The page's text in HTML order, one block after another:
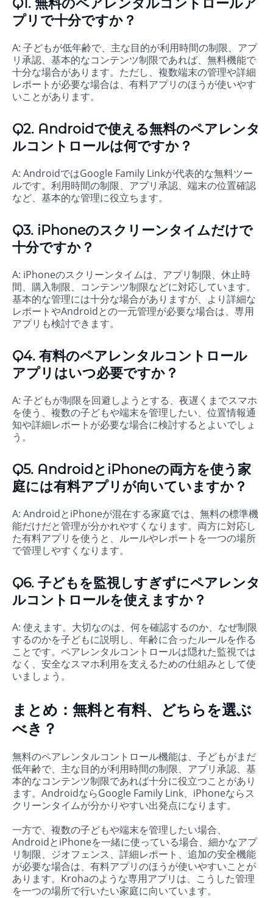
プリで十分ですか？
A: 子どもが低年齢で、主な目的が利用時間の制限、アプ
リ承認、基本的なコンテンツ制限であれば、無料機能で
十分な場合があります。ただし、複数端末の管理や詳細
レポートが必要な場合は、有料アプリのほうが使いやす
いことがあります。
Q2. Androidで使える無料のペアレンタ
ルコントロールは何ですか？
A: AndroidではGoogle Family Linkが代表的な無料ツー
ルです。利用時間の制限、アプリ承認、端末の位置確認
など、基本的な管理に役立ちます。
Q3. iPhoneのスクリーンタイムだけで
十分ですか？
A: iPhoneのスクリーンタイムは、アプリ制限、休止時
間、購入制限、コンテンツ制限などに対応しています。
基本的な管理には十分な場合がありますが、より詳細な
レポートやAndroidとの一元管理が必要な場合は、専用
アプリも検討できます。
Q4. 有料のペアレンタルコントロール
アプリはいつ必要ですか？
A: 子どもが制限を回避しようとする、夜遅くまでスマホ
を使う、複数の子どもや端末を管理したい、位置情報通
知や詳細レポートが必要な場合に検討するとよいでしょ
う。
Q5. AndroidとiPhoneの両方を使う家
庭には有料アプリが向いていますか？
A: AndroidとiPhoneが混在する家庭では、無料の標準機
能だけだと管理が分かれやすくなります。両方に対応し
た有料アプリを使うと、ルールやレポートを一つの場所
で管理しやすくなります。
Q6. 子どもを監視しすぎずにペアレンタ
ルコントロールを使えますか？
A: 使えます。大切なのは、何を確認するのか、なぜ制限
するのかを子どもに説明し、年齢に合ったルールを作る
ことです。ペアレンタルコントロールは隠れた監視では
なく、安全なスマホ利用を支えるための仕組みとして使
いましょう。
まとめ：無料と有料、どちらを選ぶ
べき？
無料のペアレンタルコントロール機能は、子どもがまだ
低年齢で、主な目的が利用時間の制限、アプリ承認、基
本的なコンテンツ制限であれば十分に役立つことがあり
ます。AndroidならGoogle Family Link、iPhoneならス
クリーンタイムが分かりやすい出発点になります。
一方で、複数の子どもや端末を管理したい場合、
AndroidとiPhoneを一緒に使っている場合、細かなアプ
リ制限、ジオフェンス、詳細レポート、追加の安全機能
が必要な場合は、有料アプリのほうが使いやすいことが
あります。Krohaのような専用アプリは、こうした管理
を一つの場所で行いたい家庭に向いています。